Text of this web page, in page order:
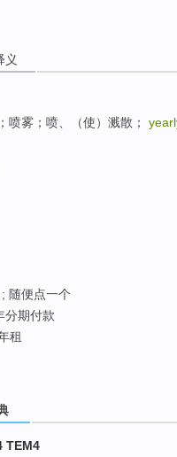
义
喷雾；喷、（使）溅散；
随便点一个
分期付款
租
TEM4